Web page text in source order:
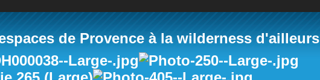
de Provence à la wilderness d'ailleurs